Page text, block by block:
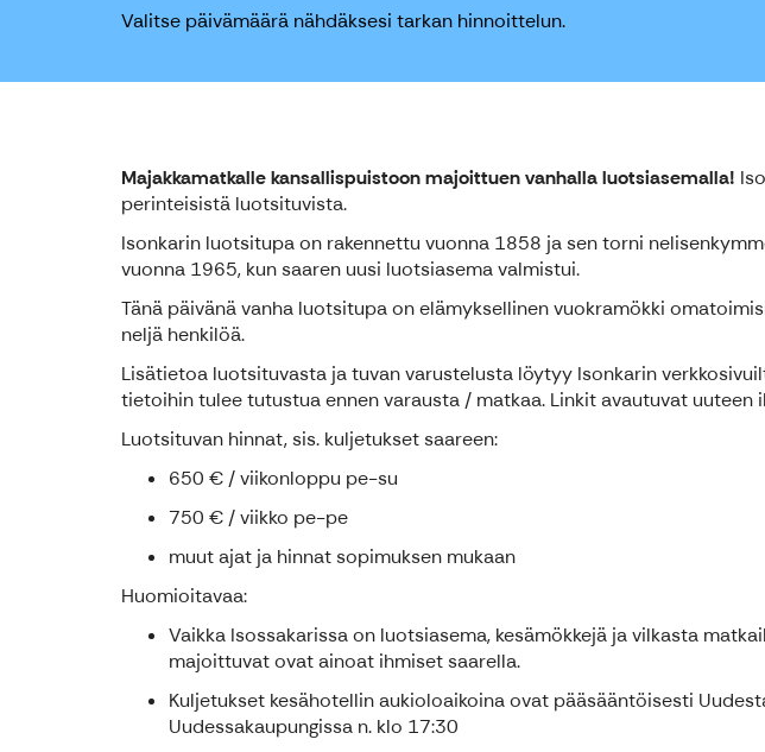
Valitse päivämäärä nähdäksesi tarkan hinnoittelun.
Majakkamatkalle kansallispuistoon majoittuen vanhalla luotsiasemalla!
perinteisistä luotsituvista.
Isonkarin luotsitupa on rakennettu vuonna 1858 ja sen torni
vuonna 1965, kun saaren uusi luotsiasema valmistui.
Tänä päivänä vanha luotsitupa on elämyksellinen vuokramökki
neljä henkilöä.
Lisätietoa luotsituvasta ja tuvan varustelusta löytyy Isonkarin
tietoihin tulee tutustua ennen varausta / matkaa. Linkit avautuvat uuteen
Luotsituvan hinnat, sis. kuljetukset saareen:
650 € / viikonloppu pe-su
750 € / viikko pe-pe
muut ajat ja hinnat sopimuksen mukaan
Huomioitavaa:
Vaikka Isossakarissa on luotsiasema, kesämökkejä ja vilkasta
majoittuvat ovat ainoat ihmiset saarella.
Kuljetukset kesähotellin aukioloaikoina ovat pääsääntöisesti
Uudessakaupungissa n. klo 17:30